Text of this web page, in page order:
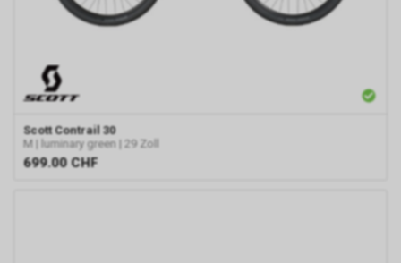
Scott Contrail 30
M | luminary green | 29 Zoll
699.00 CHF